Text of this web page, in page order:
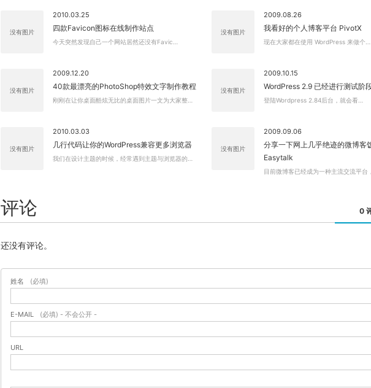
没有图片
2010.03.25
四款Favicon图标在线制作站点
今天突然发现自己一个网站居然还没有Favic…
没有图片
2009.08.26
我看好的个人博客平台 PivotX
现在大家都在使用 WordPress 来做个…
没有图片
2009.12.20
40款最漂亮的PhotoShop特效文字制作教程
刚刚在让你桌面酷炫无比的桌面图片一文为大家整…
没有图片
2009.10.15
WordPress 2.9 已经进行测试阶
登陆Wordpress 2.84后台，就会看…
没有图片
2010.03.03
几行代码让你的WordPress兼容更多浏览器
我们在设计主题的时候，经常遇到主题与浏览器的…
没有图片
2009.09.06
分享一下网上几乎绝迹的微博客
Easytalk
目前微博客已经成为一种主流交流平台
评论 0
还没有评论。
姓名 (必填)
E-MAIL (必填) - 不会公开 -
URL